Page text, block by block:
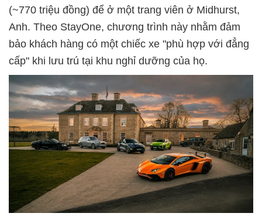
(~770 triệu đồng) để ở một trang viên ở Midhurst,
Anh. Theo StayOne, chương trình này nhằm đảm
bảo khách hàng có một chiếc xe "phù hợp với đẳng
cấp" khi lưu trú tại khu nghỉ dưỡng của họ.